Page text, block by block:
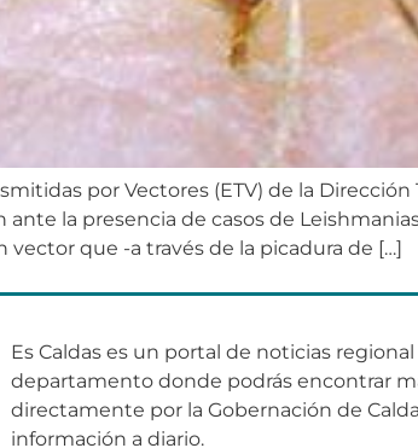
por Vectores (ETV) de la
ante la presencia de casos de
vector que -a través de la picadura de […]
Es Caldas es un portal de noticias
departamento donde podrás encontrar
directamente por la Gobernación de
información a diario.